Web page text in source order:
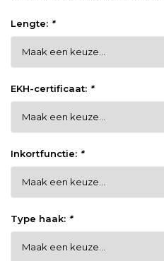
Lengte: *
EKH-certificaat: *
Inkortfunctie: *
Type haak: *